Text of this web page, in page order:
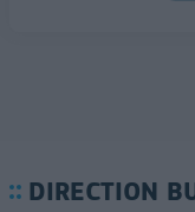
DIRECTION